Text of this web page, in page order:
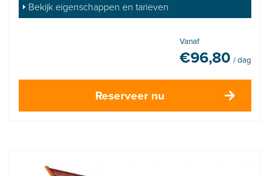
Bekijk eigenschappen en tarieven
Vanaf
€96,80 / dag
Reserveer nu